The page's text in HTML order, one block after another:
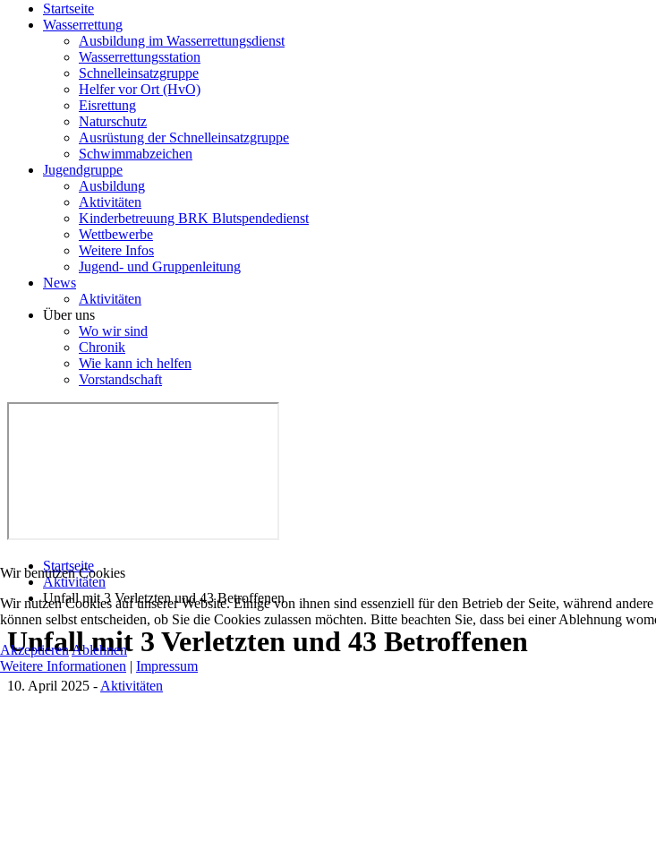
Startseite
Wasserrettung
Ausbildung im Wasserrettungsdienst
Wasserrettungsstation
Schnelleinsatzgruppe
Helfer vor Ort (HvO)
Eisrettung
Naturschutz
Ausrüstung der Schnelleinsatzgruppe
Schwimmabzeichen
Jugendgruppe
Ausbildung
Aktivitäten
Kinderbetreuung BRK Blutspendedienst
Wettbewerbe
Weitere Infos
Jugend- und Gruppenleitung
News
Aktivitäten
Über uns
Wo wir sind
Chronik
Wie kann ich helfen
Vorstandschaft
Startseite
Aktivitäten
Unfall mit 3 Verletzten und 43 Betroffenen
Unfall mit 3 Verletzten und 43 Betroffenen
10. April 2025 - Aktivitäten
Wir benutzen Cookies
Wir nutzen Cookies auf unserer Website. Einige von ihnen sind essenziell für den Betrieb der Seite, während
können selbst entscheiden, ob Sie die Cookies zulassen möchten. Bitte beachten Sie, dass bei einer Ablehnung
AkzeptierenAblehnen
Weitere Informationen | Impressum